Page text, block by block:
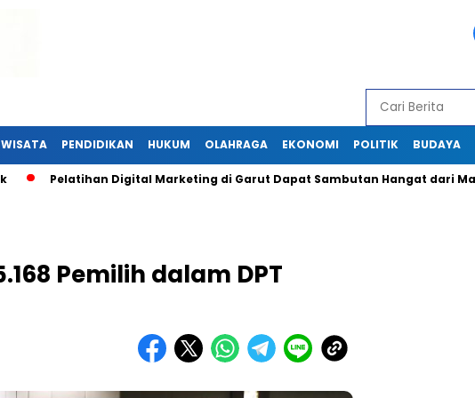
WISATA PENDIDIKAN HUKUM OLAHRAGA EKONOMI POLITIK BUDAYA
Digital Marketing di Garut Dapat Sambutan Hangat dari Masyarakat
Pemilih dalam DPT